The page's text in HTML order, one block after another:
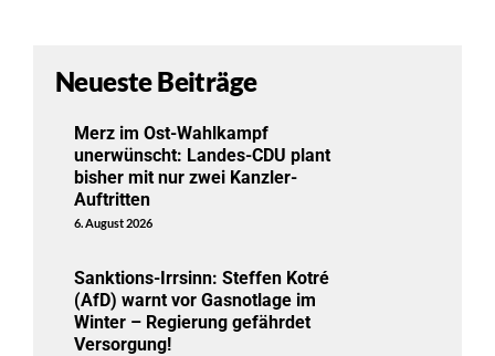
Neueste Beiträge
Merz im Ost-Wahlkampf
unerwünscht: Landes-CDU plant
bisher mit nur zwei Kanzler-
Auftritten
6. August 2026
Sanktions-Irrsinn: Steffen Kotré
(AfD) warnt vor Gasnotlage im
Winter – Regierung gefährdet
Versorgung!